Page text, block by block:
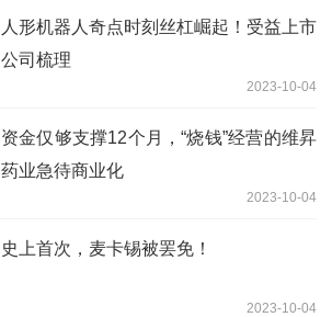
人形机器人奇点时刻丝杠崛起！受益上市
公司梳理
2023-10-04
资金仅够支撑12个月，“烧钱”经营的维昇
药业急待商业化
2023-10-04
史上首次，麦卡锡被罢免！
2023-10-04